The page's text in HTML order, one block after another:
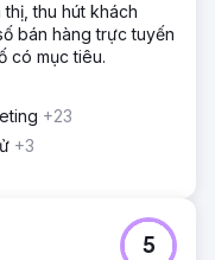
thu hút khách
bán hàng trực tuyến
có mục tiêu.
+23
+3
5